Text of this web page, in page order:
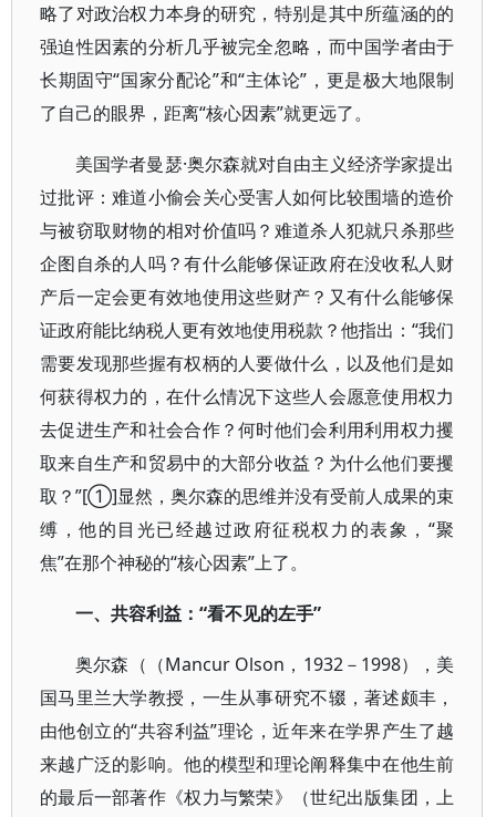
略了对政治权力本身的研究，特别是其中所蕴涵的的
强迫性因素的分析几乎被完全忽略，而中国学者由于
长期固守“国家分配论”和“主体论”，更是极大地限制
了自己的眼界，距离“核心因素”就更远了。
美国学者曼瑟·奥尔森就对自由主义经济学家提出
过批评：难道小偷会关心受害人如何比较围墙的造价
与被窃取财物的相对价值吗？难道杀人犯就只杀那些
企图自杀的人吗？有什么能够保证政府在没收私人财
产后一定会更有效地使用这些财产？又有什么能够保
证政府能比纳税人更有效地使用税款？他指出：“我们
需要发现那些握有权柄的人要做什么，以及他们是如
何获得权力的，在什么情况下这些人会愿意使用权力
去促进生产和社会合作？何时他们会利用利用权力攫
取来自生产和贸易中的大部分收益？为什么他们要攫
取？”[①]显然，奥尔森的思维并没有受前人成果的束
缚，他的目光已经越过政府征税权力的表象，“聚
焦”在那个神秘的“核心因素”上了。
一、共容利益：“看不见的左手”
奥尔森（（Mancur Olson，1932－1998），美
国马里兰大学教授，一生从事研究不辍，著述颇丰，
由他创立的“共容利益”理论，近年来在学界产生了越
来越广泛的影响。他的模型和理论阐释集中在他生前
的最后一部著作《权力与繁荣》（世纪出版集团，上